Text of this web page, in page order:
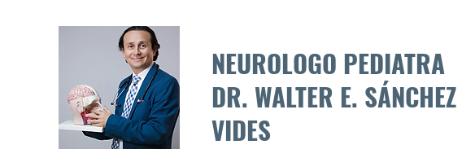
NEUROLOGO PEDIATRA
DR. WALTER E. SÁNCHEZ
VIDES